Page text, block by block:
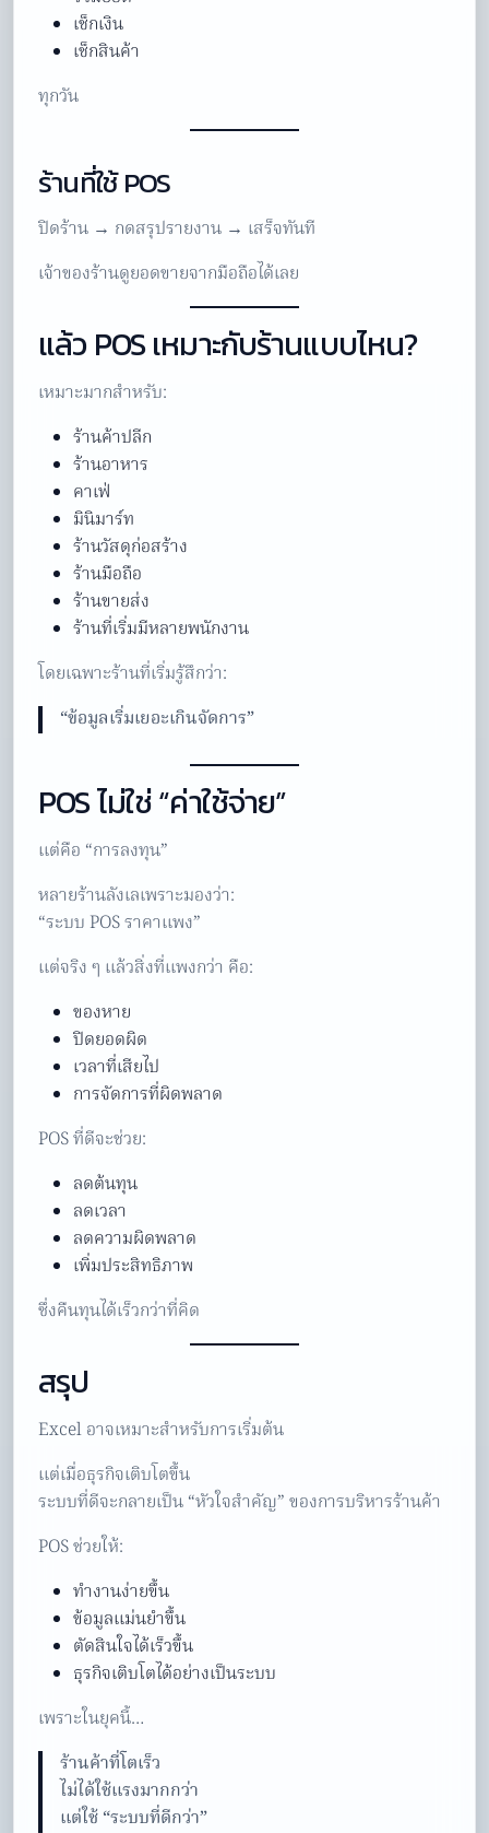
เช็กเงิน
เช็กสินค้า
ทุกวัน
ร้านที่ใช้ POS
ปิดร้าน → กดสรุปรายงาน → เสร็จทันที
เจ้าของร้านดูยอดขายจากมือถือได้เลย
แล้ว POS เหมาะกับร้านแบบไหน?
เหมาะมากสำหรับ:
ร้านค้าปลีก
ร้านอาหาร
คาเฟ่
มินิมาร์ท
ร้านวัสดุก่อสร้าง
ร้านมือถือ
ร้านขายส่ง
ร้านที่เริ่มมีหลายพนักงาน
โดยเฉพาะร้านที่เริ่มรู้สึกว่า:
“ข้อมูลเริ่มเยอะเกินจัดการ”
POS ไม่ใช่ “ค่าใช้จ่าย”
แต่คือ “การลงทุน”
หลายร้านลังเลเพราะมองว่า:
“ระบบ POS ราคาแพง”
แต่จริง ๆ แล้วสิ่งที่แพงกว่า คือ:
ของหาย
ปิดยอดผิด
เวลาที่เสียไป
การจัดการที่ผิดพลาด
POS ที่ดีจะช่วย:
ลดต้นทุน
ลดเวลา
ลดความผิดพลาด
เพิ่มประสิทธิภาพ
ซึ่งคืนทุนได้เร็วกว่าที่คิด
สรุป
Excel อาจเหมาะสำหรับการเริ่มต้น
แต่เมื่อธุรกิจเติบโตขึ้น
ระบบที่ดีจะกลายเป็น “หัวใจสำคัญ” ของการบริหารร้านค้า
POS ช่วยให้:
ทำงานง่ายขึ้น
ข้อมูลแม่นยำขึ้น
ตัดสินใจได้เร็วขึ้น
ธุรกิจเติบโตได้อย่างเป็นระบบ
เพราะในยุคนี้…
ร้านค้าที่โตเร็ว
ไม่ได้ใช้แรงมากกว่า
แต่ใช้ “ระบบที่ดีกว่า”